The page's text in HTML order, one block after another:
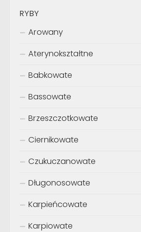
RYBY
Arowany
Aterynokształtne
Babkowate
Bassowate
Brzeszczotkowate
Ciernikowate
Czukuczanowate
Długonosowate
Karpieńcowate
Karpiowate